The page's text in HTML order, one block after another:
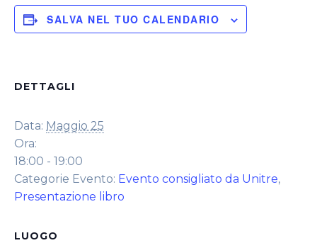
SALVA NEL TUO CALENDARIO
DETTAGLI
Data: Maggio 25
Ora:
18:00 - 19:00
Categorie Evento: Evento consigliato da Unitre,
Presentazione libro
LUOGO